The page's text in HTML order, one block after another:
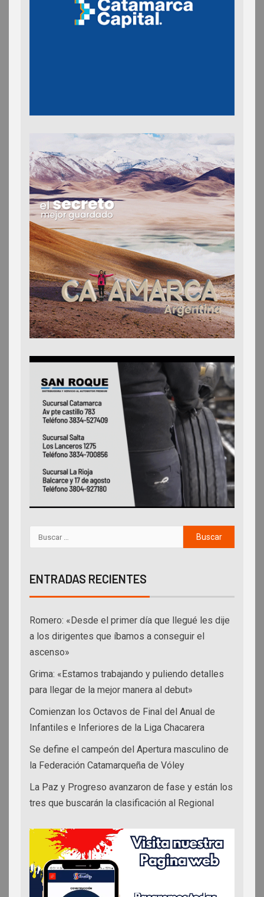
ENTRADAS RECIENTES
Romero: «Desde el primer día que llegué les dije
a los dirigentes que íbamos a conseguir el
ascenso»
Grima: «Estamos trabajando y puliendo detalles
para llegar de la mejor manera al debut»
Comienzan los Octavos de Final del Anual de
Infantiles e Inferiores de la Liga Chacarera
Se define el campeón del Apertura masculino de
la Federación Catamarqueña de Vóley
La Paz y Progreso avanzaron de fase y están los
tres que buscarán la clasificación al Regional